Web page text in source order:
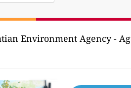
Environment Agency -